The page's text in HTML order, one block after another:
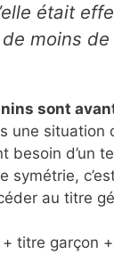
était
moins de
sont
une situation
besoin d’un
symétrie,
au titre
titre garçon